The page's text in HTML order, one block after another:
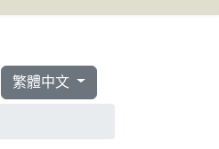
選擇你的語言
繁體中文